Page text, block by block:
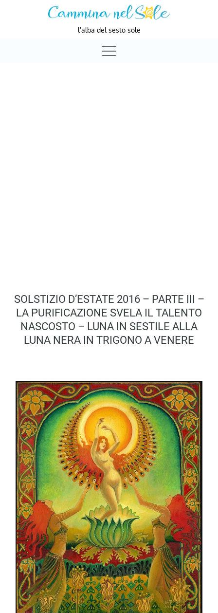
l'alba del sesto sole
SOLSTIZIO D’ESTATE 2016 – PARTE III –
LA PURIFICAZIONE SVELA IL TALENTO
NASCOSTO – LUNA IN SESTILE ALLA
LUNA NERA IN TRIGONO A VENERE